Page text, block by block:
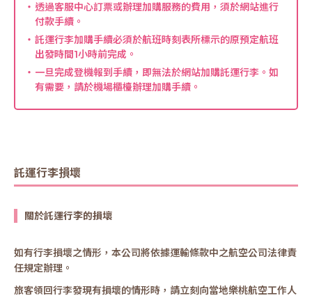
透過客服中心訂票或辦理加購服務的費用，須於網站進行
付款手續。
託運行李加購手續必須於航班時刻表所標示的原預定航班
出發時間1小時前完成。
一旦完成登機報到手續，即無法於網站加購託運行李。如
有需要，請於機場櫃檯辦理加購手續。
託運行李損壞
關於託運行李的損壞
如有行李損壞之情形，本公司將依據運輸條款中之航空公司法律責
任規定辦理。
旅客領回行李發現有損壞的情形時，請立刻向當地樂桃航空工作人